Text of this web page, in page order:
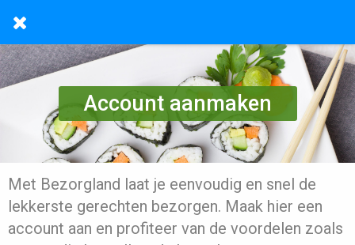
Account aanmaken
Met Bezorgland laat je eenvoudig en snel de
lekkerste gerechten bezorgen. Maak hier een
account aan en profiteer van de voordelen zoals